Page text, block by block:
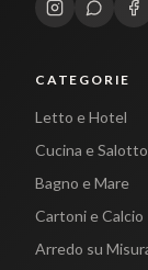
CATEGORIE
Letto e Hotel
Cucina e Salotto
Bagno e Mare
Cartoni e Calcio
Arredo su